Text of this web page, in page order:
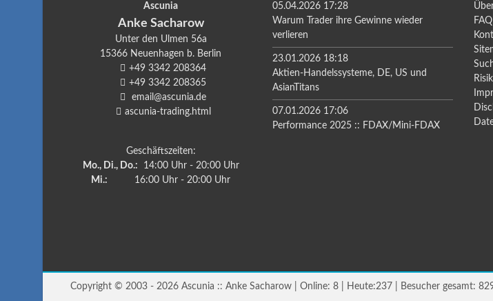
Ascunia
Anke Sacharow
Unter den Ulmen 56a
15366 Neuenhagen b. Berlin
+49 3342 208364
+49 3342 208365
email@ascunia.de
ascunia-trading.html
Geschäftszeiten:
Mo., Di., Do.: 14:00 Uhr - 20:00 Uhr
Mi.:
16:00 Uhr - 20:00 Uhr
05.04.2026 17:28
Warum Trader ihre Gewinne wieder
verlieren
23.01.2026 18:18
Aktien-Handelssysteme, DE, US und
AsianTitans
07.01.2026 17:06
Performance 2025 :: FDAX/Mini-FDAX
FAQ
Copyright © 2003 - 2026 Ascunia :: Anke Sacharow | Online: 8 | Heute:237 | Besucher gesamt: